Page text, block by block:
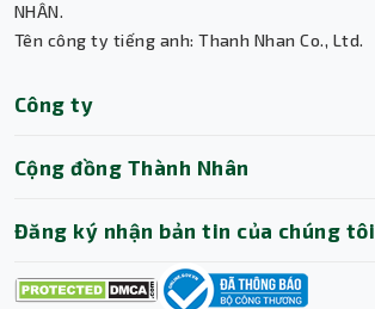
NHÂN.
Tên công ty tiếng anh: Thanh Nhan Co., Ltd.
Công ty
Cộng đồng Thành Nhân
Đăng ký nhận bản tin của chúng tôi
Trợ lý AI • Phản hồi tức thì